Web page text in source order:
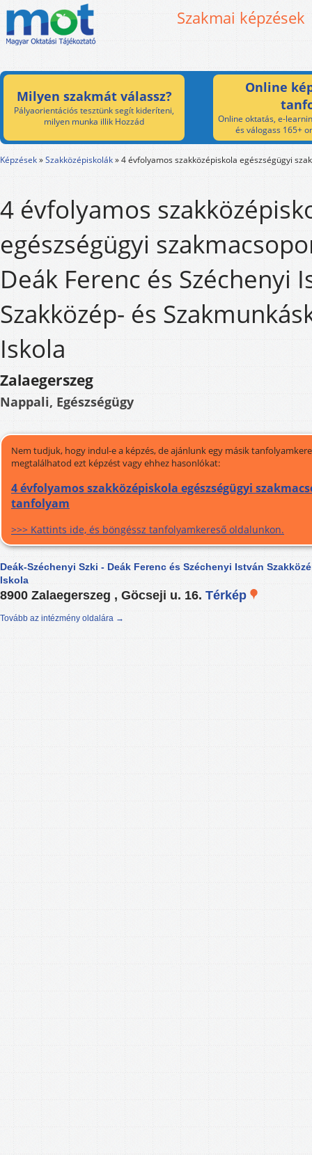
Szakmai képzések
Milyen szakmát válassz?
Pályaorientációs tesztünk segít kideríteni,
milyen munka illik Hozzád
Online
Online oktatás, e-
és válogass 165+
Képzések»Szakközépiskolák»4 évfolyamos szakközépiskola egészségügyi
4 évfolyamos
egészségügyi
Deák Ferenc és Széchenyi
Szakközép- és
Iskola
Zalaegerszeg
Nappali, Egészségügy
Nem tudjuk, hogy indul-e a képzés, de ajánlunk egy másik
megtalálhatod ezt képzést vagy ehhez hasonlókat:
4 évfolyamos szakközépiskola egészségügyi
tanfolyam
>>> Kattints ide, és böngéssz tanfolyamkereső oldalunkon.
Deák-Széchenyi Szki - Deák Ferenc és Széchenyi István
Iskola
8900 Zalaegerszeg , Göcseji u. 16. Térkép
Tovább az intézmény oldalára →